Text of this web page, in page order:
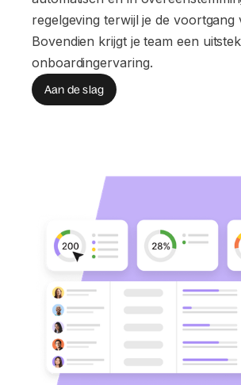
regelgeving terwijl je de voortgang
Bovendien krijgt je team een
onboardingervaring.
Aan de slag